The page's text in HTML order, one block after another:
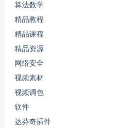
算法数学
精品教程
精品课程
精品资源
网络安全
视频素材
视频调色
软件
达芬奇插件